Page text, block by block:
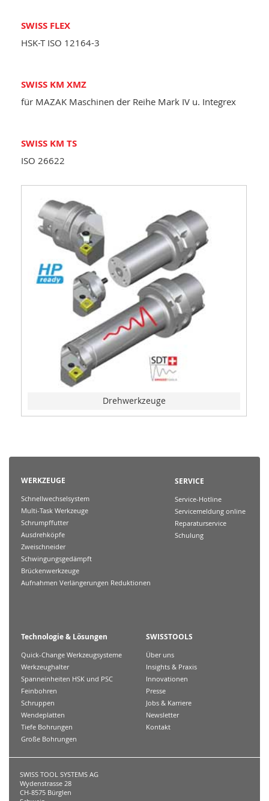
SWISS FLEX
HSK-T ISO 12164-3
SWISS KM XMZ
für MAZAK Maschinen der Reihe Mark IV u. Integrex
SWISS KM TS
ISO 26622
Drehwerkzeuge
WERKZEUGE
Schnellwechselsystem
Multi-Task Werkzeuge
Schrumpffutter
Ausdrehköpfe
Zweischneider
Schwingungsgedämpft
Brückenwerkzeuge
Aufnahmen Verlängerungen Reduktionen
SERVICE
Service-Hotline
Servicemeldung online
Reparaturservice
Schulung
Technologie & Lösungen
Quick-Change Werkzeugsysteme
Werkzeughalter
Spanneinheiten HSK und PSC
Feinbohren
Schruppen
Wendeplatten
Tiefe Bohrungen
Große Bohrungen
SWISSTOOLS
Über uns
Insights & Praxis
Innovationen
Presse
Jobs & Karriere
Newsletter
Kontakt
SWISS TOOL SYSTEMS AG
Wydenstrasse 28
CH-8575 Bürglen